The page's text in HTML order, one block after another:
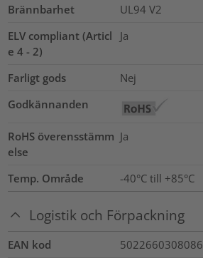
Brännbarhet
UL94 V2
ELV compliant (Articl
e 4 - 2)
Ja
Farligt gods
Nej
Godkännanden
RoHS överensstämm
else
Ja
Temp. Område -40°C till +85°C
Logistik och Förpackning
EAN kod 5022660308086